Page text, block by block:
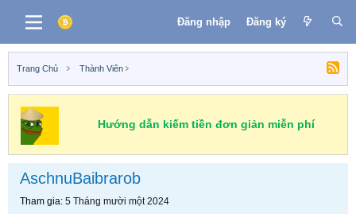
Đăng nhập Đăng ký
Trang Chủ Thành Viên
Hướng dẫn kiếm tiền đơn giản miễn phí
AschnuBaibrarob
Tham gia 5 Tháng mười một 2024